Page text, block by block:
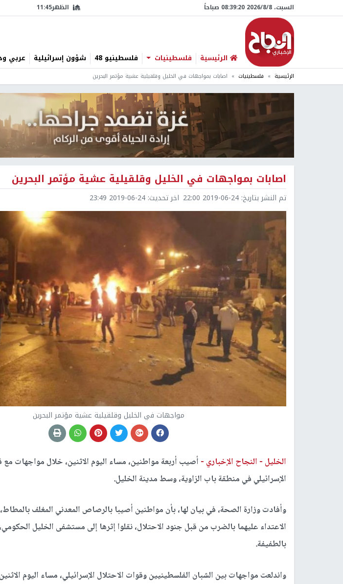
السبت، 8/‏8/‏2026 08:39:21 صباحاً الظهر11:45
الرئيسية فلسطينيات فلسطينيو 48 شؤون إسرائيلية عربي
الرئيسية فلسطينيات اصابات بمواجهات في الخليل وقلقيلية عشية مؤتمر البحرين
اصابات بمواجهات في الخليل وقلقيلية عشية مؤتمر البحرين
تم النشر بتاريخ: 2019-06-24 22:00 اخر تحديث: 2019-06-24 23:49
مواجهات في الخليل وقلقيلية عشية مؤتمر البحرين
الخليل - النجاح الإخباري - أصيب أربعة مواطنين، مساء اليوم الاثنين، خلال مواجهات مع
الإسرائيلي في منطقة باب الزاوية، وسط مدينة الخليل.
وأفادت وزارة الصحة، في بيان لها، بأن مواطنين أصيبا بالرصاص المعدني المغلف
الاعتداء عليهما بالضرب من قبل جنود الاحتلال، نقلوا إثرها إلى مستشفى الخليل
بالطفيفة.
واندلعت مواجهات بين الشبان الفلسطينيين وقوات الاحتلال الإسرائيلي، مساء اليوم